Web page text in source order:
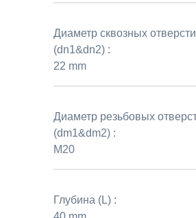
Диаметр сквозных
(dn1&dn2) :
22 mm
Диаметр резьбовых
(dm1&dm2) :
M20
Глубина (L) :